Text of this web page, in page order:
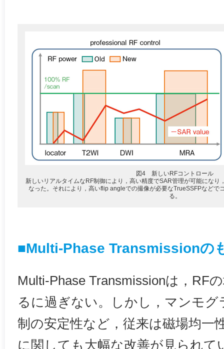
図4 新しいRFコントロール
新しいリアルタイムなRF制御により，高い精度でSAR管理が可能になり
なった。それにより，高いflip angleでの撮像が必要なTrueSSFPなどで
る。
■Multi-Phase Transmissionの
Multi-Phase Transmissionは，RF
るに過ぎない。しかし，マンモグ
制の安定性など，従来は磁場均一
に関しても大幅な改善が見られて